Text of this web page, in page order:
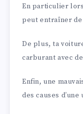
En particulier
peut entraîner
De plus, ta
carburant avec
Enfin, une
des causes